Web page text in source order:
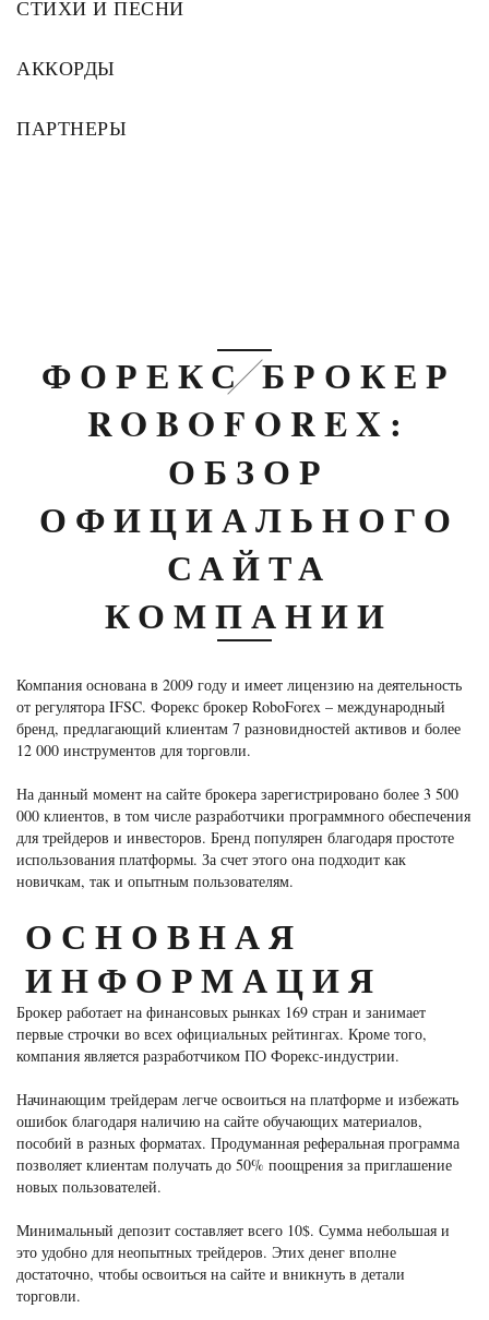
СТИХИ И ПЕСНИ
АККОРДЫ
ПАРТНЕРЫ
ФОРЕКС БРОКЕР
ROBOFOREX:
ОБЗОР
ОФИЦИАЛЬНОГО
САЙТА
КОМПАНИИ
Компания основана в 2009 году и имеет лицензию на деятельность
от регулятора IFSC. Форекс брокер RoboForex – международный
бренд, предлагающий клиентам 7 разновидностей активов и более
12 000 инструментов для торговли.
На данный момент на сайте брокера зарегистрировано более 3 500
000 клиентов, в том числе разработчики программного обеспечения
для трейдеров и инвесторов. Бренд популярен благодаря простоте
использования платформы. За счет этого она подходит как
новичкам, так и опытным пользователям.
ОСНОВНАЯ
ИНФОРМАЦИЯ
Брокер работает на финансовых рынках 169 стран и занимает
первые строчки во всех официальных рейтингах. Кроме того,
компания является разработчиком ПО Форекс-индустрии.
Начинающим трейдерам легче освоиться на платформе и избежать
ошибок благодаря наличию на сайте обучающих материалов,
пособий в разных форматах. Продуманная реферальная программа
позволяет клиентам получать до 50% поощрения за приглашение
новых пользователей.
Минимальный депозит составляет всего 10$. Сумма небольшая и
это удобно для неопытных трейдеров. Этих денег вполне
достаточно, чтобы освоиться на сайте и вникнуть в детали
торговли.